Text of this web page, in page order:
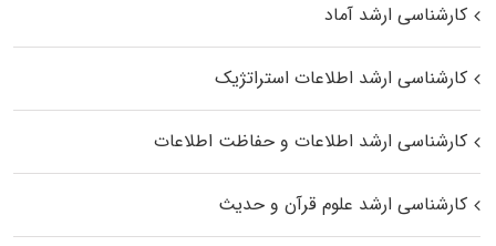
کارشناسی ارشد آماد
کارشناسی ارشد اطلاعات استراتژیک
کارشناسی ارشد اطلاعات و حفاظت اطلاعات
کارشناسی ارشد علوم قرآن و حدیث